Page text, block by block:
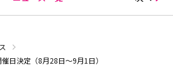
日決定（8月28日～9月1日）